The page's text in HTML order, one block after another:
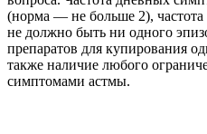
(норма — не больше 2),
не должно быть ни одного
препаратов для купирования
также наличие любого
симптомами астмы.